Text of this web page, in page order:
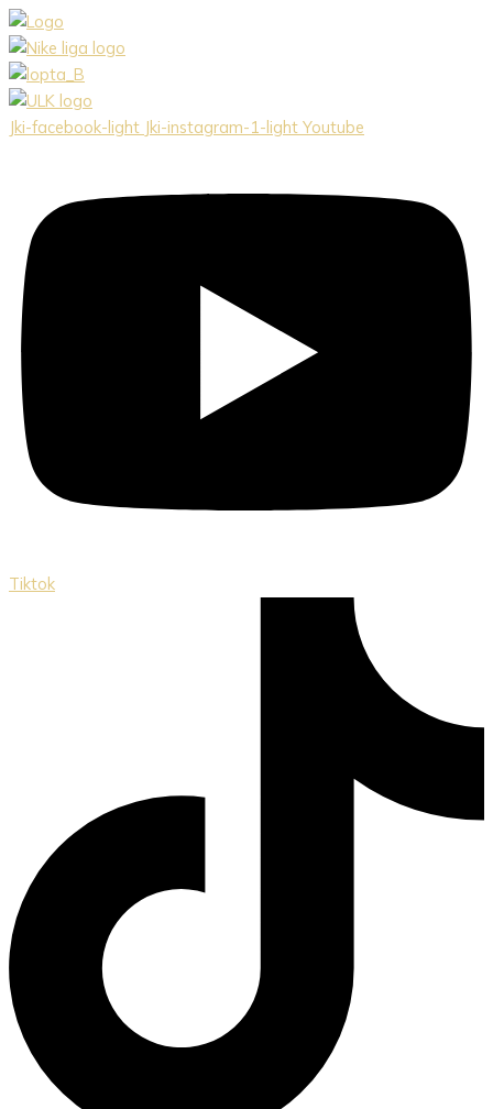
Preskočiť
na
obsah
Jki-facebook-light Jki-instagram-1-light Youtube
Tiktok